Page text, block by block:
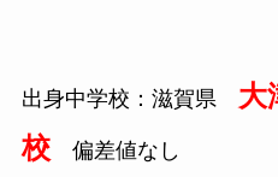
出身中学校：滋賀県 大
校偏差値なし